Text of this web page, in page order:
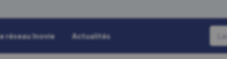
réseau Inovie Actualités